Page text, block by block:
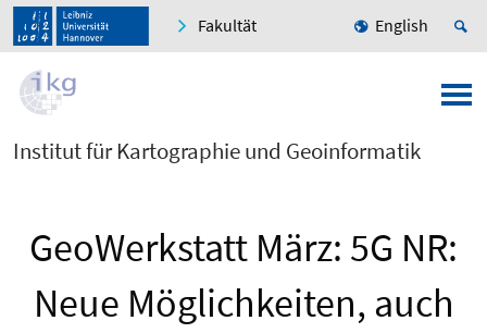
Fakultät English
Institut für Kartographie und Geoinformatik
GeoWerkstatt März: 5G NR:
Neue Möglichkeiten, auch